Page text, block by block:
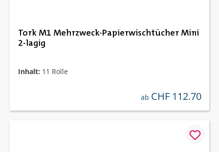
Tork M1 Mehrzweck-Papierwischtücher Mini
2-lagig
Inhalt: 11 Rolle
regulärer preis:
ab CHF 112.70